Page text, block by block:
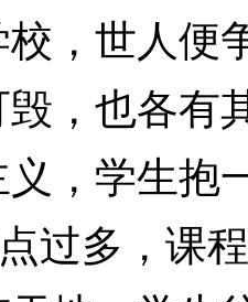
，世人便
，也各有
，学生抱
过多，课